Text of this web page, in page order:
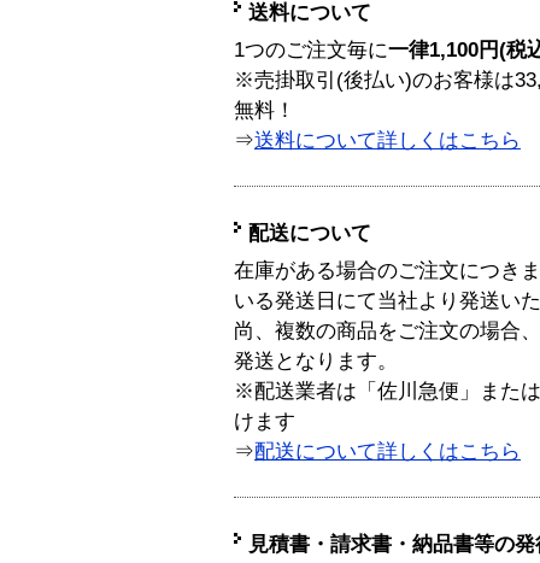
送料について
1つのご注文毎に一律1,100円(税
※売掛取引(後払い)のお客様は
無料！
⇒送料について詳しくはこちら
配送について
在庫がある場合のご注文につき
いる発送日にて当社より発送い
尚、複数の商品をご注文の場合
発送となります。
※配送業者は「佐川急便」また
けます
⇒配送について詳しくはこちら
見積書・請求書・納品書等の